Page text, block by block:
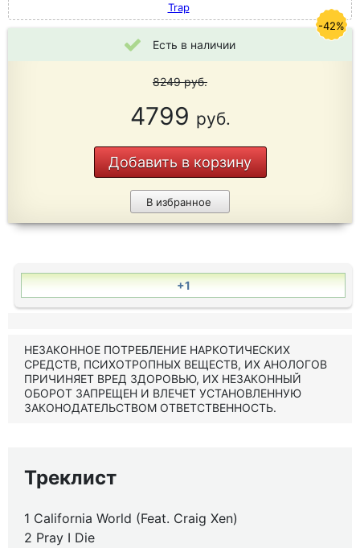
Trap
Есть в наличии
8249руб.
4799 руб.
Добавить в корзину
В избранное
-42%
+1
НЕЗАКОННОЕ ПОТРЕБЛЕНИЕ НАРКОТИЧЕСКИХ
СРЕДСТВ, ПСИХОТРОПНЫХ ВЕЩЕСТВ, ИХ АНОЛОГОВ
ПРИЧИНЯЕТ ВРЕД ЗДОРОВЬЮ, ИХ НЕЗАКОННЫЙ
ОБОРОТ ЗАПРЕЩЕН И ВЛЕЧЕТ УСТАНОВЛЕННУЮ
ЗАКОНОДАТЕЛЬСТВОМ ОТВЕТСТВЕННОСТЬ.
Треклист
1 California World (Feat. Craig Xen)
2 Pray I Die